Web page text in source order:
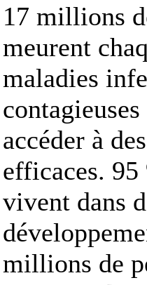
17 millions
meurent
maladies
accéder à
efficaces. 95
vivent dans
millions de